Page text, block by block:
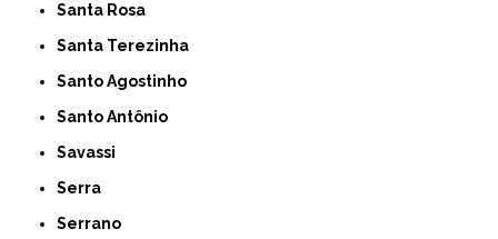
Santa Rosa
Santa Terezinha
Santo Agostinho
Santo Antônio
Savassi
Serra
Serrano